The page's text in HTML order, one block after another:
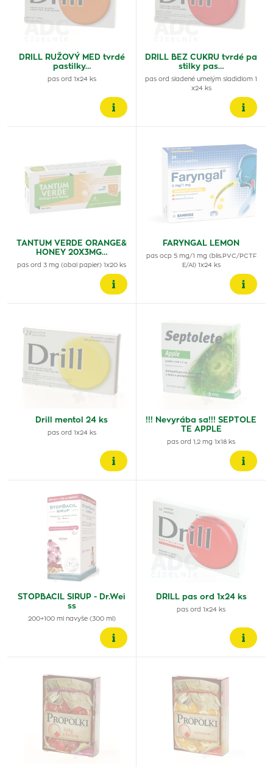
DRILL RUŽOVÝ MED tvrdé
pastilky…
pas ord 1x24 ks
DRILL BEZ CUKRU tvrdé pa
stilky pas…
pas ord sladené umelým sladidlom 1
x24 ks
TANTUM VERDE ORANGE&
HONEY 20X3MG…
pas ord 3 mg (obal papier) 1x20 ks
FARYNGAL LEMON
pas ocp 5 mg/1 mg (blis.PVC/PCTF
E/Al) 1x24 ks
Drill mentol 24 ks
pas ord 1x24 ks
!!! Nevyrába sa!!! SEPTOLE
TE APPLE
pas ord 1,2 mg 1x18 ks
STOPBACIL SIRUP - Dr.Wei
ss
200+100 ml navyše (300 ml)
DRILL pas ord 1x24 ks
pas ord 1x24 ks